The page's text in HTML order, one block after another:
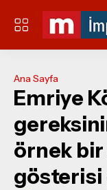
Ana Sayfa
Emriye
örnek bir